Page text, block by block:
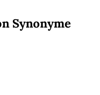
Synonyme